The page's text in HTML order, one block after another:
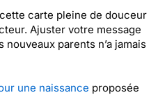
carte pleine de douceur
Ajuster votre message
parents n’a jamais
une naissance proposée